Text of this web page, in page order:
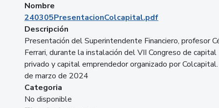
Nombre
240305PresentacionColcapital.pdf
Descripción
Presentación del Superintendente Financiero, profesor
Ferrari, durante la instalación del VII Congreso de capital
privado y capital emprendedor organizado por
de marzo de 2024
Categoria
No disponible